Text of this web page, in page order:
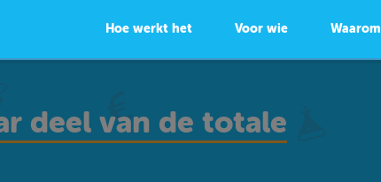
Hoe werkt het Voor wie Waarom
deel van de totale